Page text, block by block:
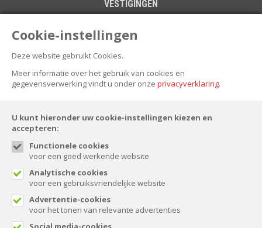
Cookie-instellingen
Deze website gebruikt Cookies.
Meer informatie over het gebruik van cookies en
gegevensverwerking vindt u onder onze privacyverklaring.
U kunt hieronder uw cookie-instellingen kiezen en
accepteren:
Functionele cookies
voor een goed werkende website
Analytische cookies
voor een gebruiksvriendelijke website
Advertentie-cookies
voor het tonen van relevante advertenties
VESTIGINGEN
Winkel
NIEUWSBRIEF
FOLLOW US